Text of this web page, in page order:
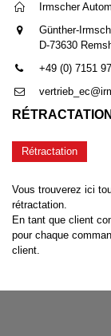
Irmscher
Günther-
D-73630
+49 (0) 7151
RÉTRACTATION
Rétractation
Vous trouverez ici
rétractation.
En tant que client
pour chaque
client.